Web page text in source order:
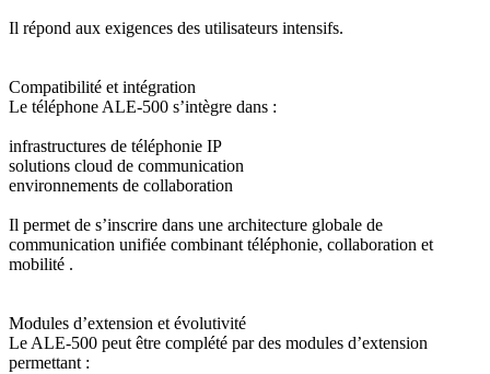
Il répond aux exigences des utilisateurs intensifs.
Compatibilité et intégration
Le téléphone ALE-500 s’intègre dans :
infrastructures de téléphonie IP
solutions cloud de communication
environnements de collaboration
Il permet de s’inscrire dans une architecture globale de
communication unifiée combinant téléphonie, collaboration et
mobilité .
Modules d’extension et évolutivité
Le ALE-500 peut être complété par des modules d’extension
permettant :